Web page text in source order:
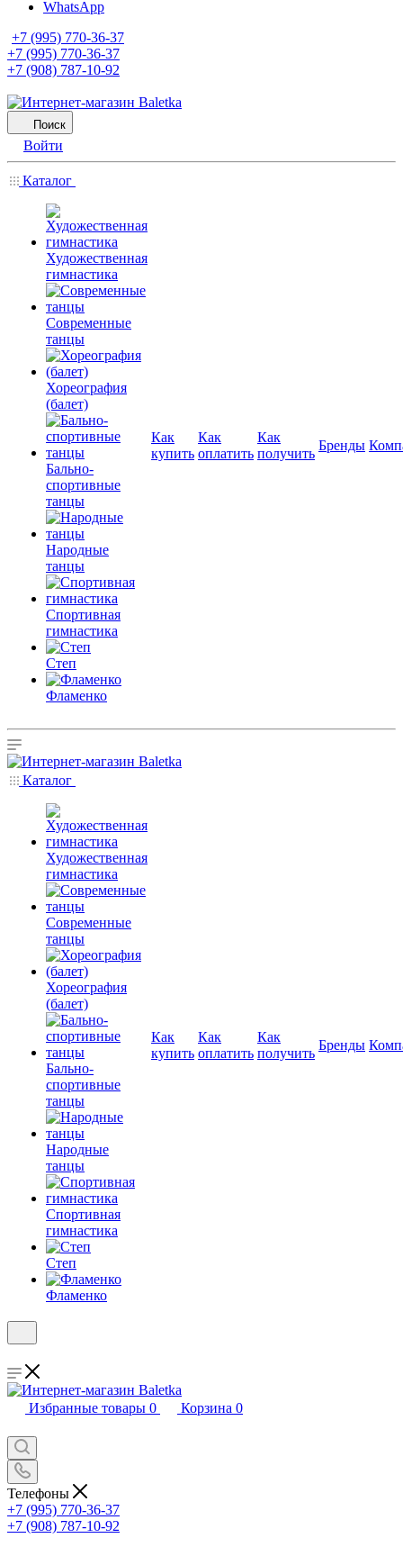
WhatsApp
+7 (995) 770-36-37
+7 (995) 770-36-37
+7 (908) 787-10-92
Поиск
Войти
Каталог
Художественная
гимнастика
Современные
танцы
Хореография
(балет)
Бально-
спортивные
танцы
Народные
танцы
Спортивная
гимнастика
Степ
Фламенко
Как
купить
Как
оплатить
Как
получить
Бренды
Каталог
Художественная
гимнастика
Современные
танцы
Хореография
(балет)
Бально-
спортивные
танцы
Народные
танцы
Спортивная
гимнастика
Степ
Фламенко
Как
купить
Как
оплатить
Как
получить
Бренды
Избранные товары 0 Корзина 0
Телефоны
+7 (995) 770-36-37
+7 (908) 787-10-92